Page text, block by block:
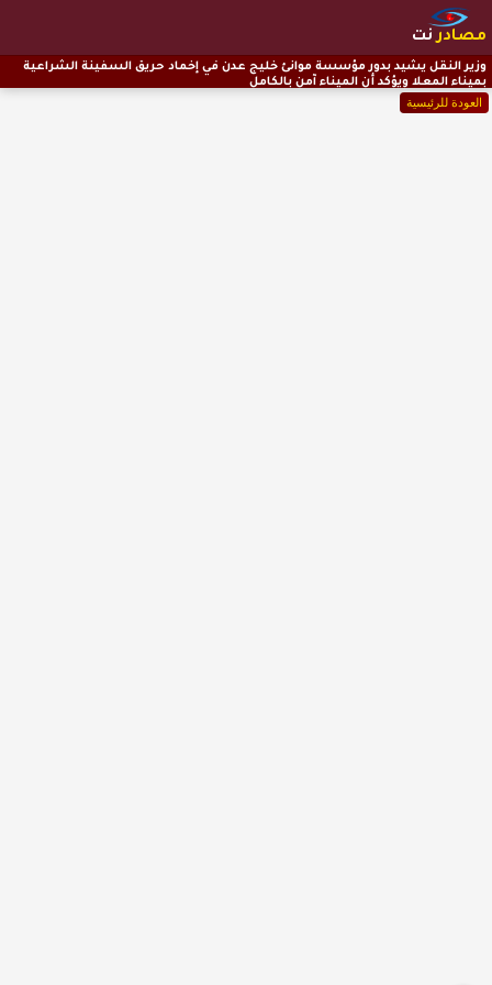
مصادرنت
العودة للرئيسية
وزير النقل يشيد بدور مؤسسة موانئ خليج عدن في إخماد حريق السفينة الشراعية
بميناء المعلا ويؤكد أن الميناء آمن بالكامل